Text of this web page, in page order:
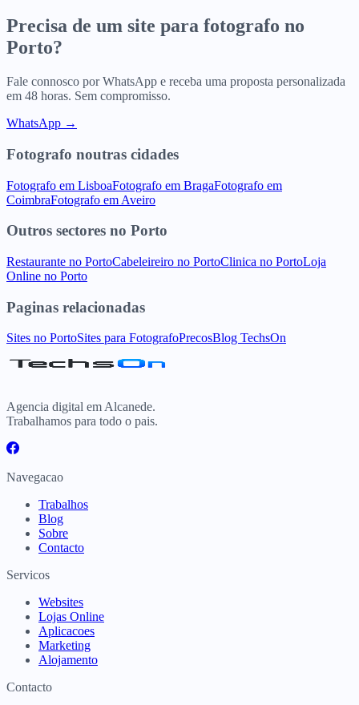
Precisa de um site para fotografo no
Porto?
Fale connosco por WhatsApp e receba uma proposta personalizada
em 48 horas. Sem compromisso.
WhatsApp →
Fotografo noutras cidades
Fotografo em LisboaFotografo em BragaFotografo em
CoimbraFotografo em Aveiro
Outros sectores no Porto
Restaurante no PortoCabeleireiro no PortoClinica no PortoLoja
Online no Porto
Paginas relacionadas
Sites no PortoSites para FotografoPrecosBlog TechsOn
Agencia digital em Alcanede.
Trabalhamos para todo o pais.
Navegacao
Trabalhos
Blog
Sobre
Contacto
Servicos
Websites
Lojas Online
Aplicacoes
Marketing
Alojamento
Contacto